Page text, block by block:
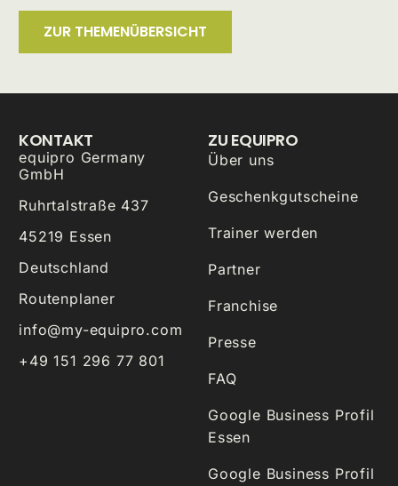
ZUR THEMENÜBERSICHT
KONTAKT
equipro Germany
GmbH
Ruhrtalstraße 437
45219 Essen
Deutschland
Routenplaner
info@my-equipro.com
+49 151 296 77 801
ZU EQUIPRO
Über uns
Geschenkgutscheine
Trainer werden
Partner
Franchise
Presse
FAQ
Google Business Profil
Essen
Google Business Profil